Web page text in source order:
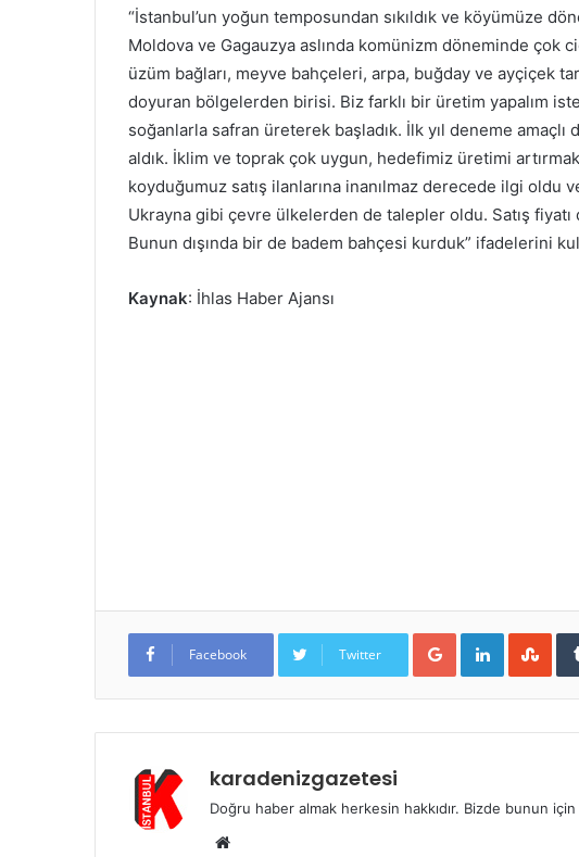
“İstanbul’un yoğun temposundan sıkıldık ve köyümüze
Moldova ve Gagauzya aslında komünizm döneminde çok
üzüm bağları, meyve bahçeleri, arpa, buğday ve ayçiçek
doyuran bölgelerden birisi. Biz farklı bir üretim yapalım
soğanlarla safran üreterek başladık. İlk yıl deneme amaçlı
aldık. İklim ve toprak çok uygun, hedefimiz üretimi
koyduğumuz satış ilanlarına inanılmaz derecede ilgi oldu
Ukrayna gibi çevre ülkelerden de talepler oldu. Satış
Bunun dışında bir de badem bahçesi kurduk” ifadelerini
Kaynak: İhlas Haber Ajansı
Facebook Twitter
Google+LinkedIn
karadenizgazetesi
Doğru haber almak herkesin hakkıdır. Bizde bunun için
Web